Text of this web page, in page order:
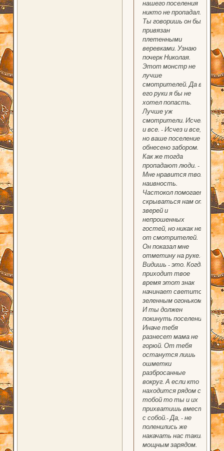
нашего поселения
никто не пропадал.
Ты говоришь он был
привязан
плетенными
веревками. Узнаю
почерк Николая.
Этот монстр не
лучше
смотрителей. Да в
его руки я бы не
хотел попасть.
Лучше уж
смотрители. Исчез
и все. - Исчез и все,
но ваше поселение
обнесено забором.
Как же тогда
пропадают люди. -
Мне нравится твоя
наивность.
Частокол помогает
скрываться нам от
зверей и
непрошенных
гостей, но никак не
от смотрителей.
Он показал мне
отметину на руке.-
Видишь - это. Когда
приходит твое
время этот знак
начинает светится
зеленным огоньком.
И ты должен
покинуть поселение.
Иначе тебя
разнесет мама не
горюй. От тебя
останутся лишь
ошметки
разбросанные
вокруг. А если кто
находится рядом с
тобой то ты и их
прихватишь вместе
с собой.- Да, - не
поленились же
накачать нас таким
мощным зарядом.